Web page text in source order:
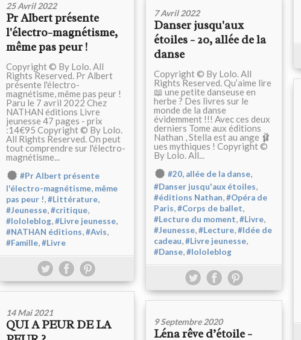
25 Avril 2022
Pr Albert présente
l'électro-magnétisme,
même pas peur !
Copyright © By Lolo. All
Rights Reserved. Pr Albert
présente l'électro-
magnétisme, même pas peur !
Paru le 7 avril 2022 Chez
NATHAN éditions Livre
jeunesse 47 pages - prix
:14€95 Copyright © By Lolo.
All Rights Reserved. On peut
tout comprendre sur l'électro-
magnétisme...
#Pr Albert présente
l'électro-magnétisme, même
pas peur !,#Littérature,
#Jeunesse,#critique,
#lololeblog,#Livre jeunesse,
#NATHAN éditions,#Avis,
#Famille,#Livre
7 Avril 2022
Danser jusqu'aux
étoiles - 20, allée de la
danse
Copyright © By Lolo. All
Rights Reserved. Qu’aime lire
📖 une petite danseuse en
herbe ? Des livres sur le
monde de la danse
évidemment !!! Avec ces deux
derniers Tome aux éditions
Nathan , Stella est au ange 🩰
ues mythiques ! Copyright ©
By Lolo. All...
#20, allée de la danse,
#Danser jusqu'aux étoiles,
#éditions Nathan,#Opéra de
Paris,#Corps de ballet,
#Lecture du moment,#Livre,
#Jeunesse,#Lecture,#Idée de
cadeau,#Livre jeunesse,
#Danse,#lololeblog
14 Mai 2021
QUI A PEUR DE LA
9 Septembre 2020
Léna rêve d’étoile -